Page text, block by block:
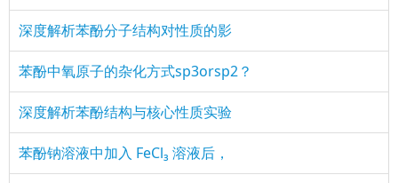
深度解析苯酚分子结构对性质的影
苯酚中氧原子的杂化方式sp3orsp2？
深度解析苯酚结构与核心性质实验
苯酚钠溶液中加入 FeCl₃ 溶液后，